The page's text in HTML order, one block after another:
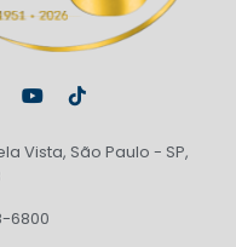
Vista, São Paulo - SP,
6800